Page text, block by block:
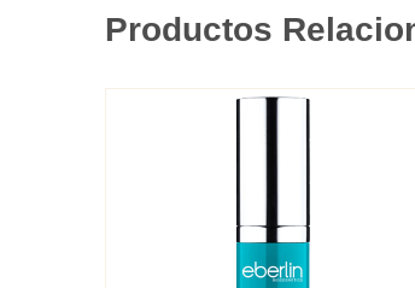
Productos